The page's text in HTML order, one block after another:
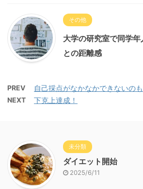
その他
大学の研究室で同学
との距離感
PREV 自己採点がなかなかできないの
NEXT 下克上達成！
未分類
ダイエット開始
2025/6/11